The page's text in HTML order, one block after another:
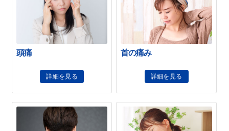
頭痛
詳細を見る
首の痛み
詳細を見る